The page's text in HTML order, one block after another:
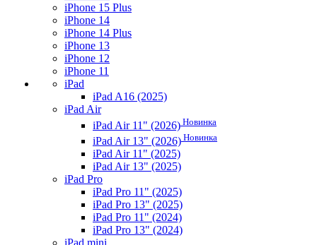
iPhone 15 Plus
iPhone 14
iPhone 14 Plus
iPhone 13
iPhone 12
iPhone 11
iPad
iPad A16 (2025)
iPad Air
iPad Air 11" (2026) Новинка
iPad Air 13" (2026) Новинка
iPad Air 11" (2025)
iPad Air 13" (2025)
iPad Pro
iPad Pro 11" (2025)
iPad Pro 13" (2025)
iPad Pro 11" (2024)
iPad Pro 13" (2024)
iPad mini